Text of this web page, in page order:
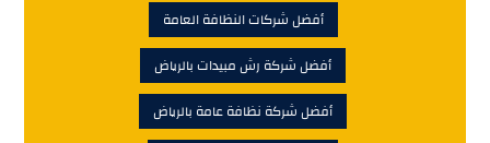
أفضل شركات النظافة العامة
أفضل شركة رش مبيدات بالرياض
أفضل شركة نظافة عامة بالرياض